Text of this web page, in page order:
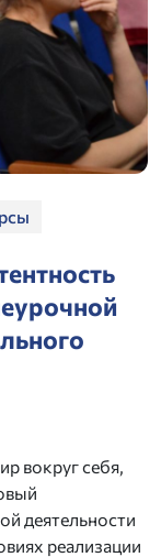
вокруг себя,
деятельности
реализации